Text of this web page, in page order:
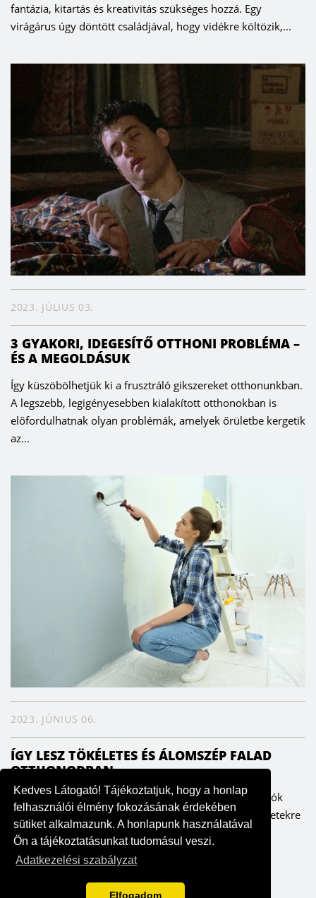
Kedves Látogató! Tájékoztatjuk, hogy a honlap
felhasználói élmény fokozásának érdekében
sütiket alkalmazunk. A honlapunk használatával
Ön a tájékoztatásunkat tudomásul veszi.
Adatkezelési szabályzat
Elfogadom
fantázia, kitartás és kreativitás szükséges hozzá. Egy
virágárus úgy döntött családjával, hogy vidékre költözik,...
2023. JÚLIUS 03.
3 GYAKORI, IDEGESÍTŐ OTTHONI PROBLÉMA –
ÉS A MEGOLDÁSUK
Így küszöbölhetjük ki a frusztráló gikszereket otthonunkban.
A legszebb, legigényesebben kialakított otthonokban is
előfordulhatnak olyan problémák, amelyek őrületbe kergetik
az...
2023. JÚNIUS 06.
ÍGY LESZ TÖKÉLETES ÉS ÁLOMSZÉP FALAD
OTTHONODBAN
A falak meghatározzák az enteriőrt, ezáltal pedig a lakók
hangulatát is. Fontos ezért, hogy odafigyeljünk a részletekre
– szerencsére költség- és időhatékonyan is ki lehet...